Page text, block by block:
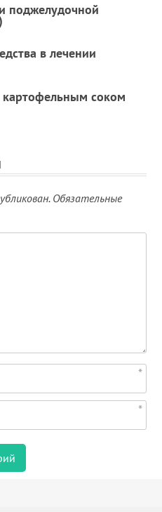
поджелудочной
в лечении
картофельным соком
Обязательные